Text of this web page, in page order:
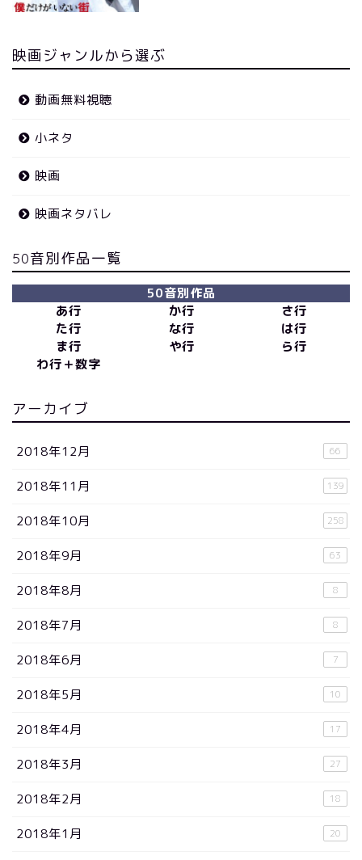
映画ジャンルから選ぶ
動画無料視聴
小ネタ
映画
映画ネタバレ
50音別作品一覧
50音別作品
あ行
か行
さ行
た行
な行
は行
ま行
や行
ら行
わ行＋数字
アーカイブ
2018年12月 66
2018年11月 139
2018年10月 258
2018年9月 63
2018年8月 8
2018年7月 8
2018年6月 7
2018年5月 10
2018年4月 17
2018年3月 27
2018年2月 18
2018年1月 20